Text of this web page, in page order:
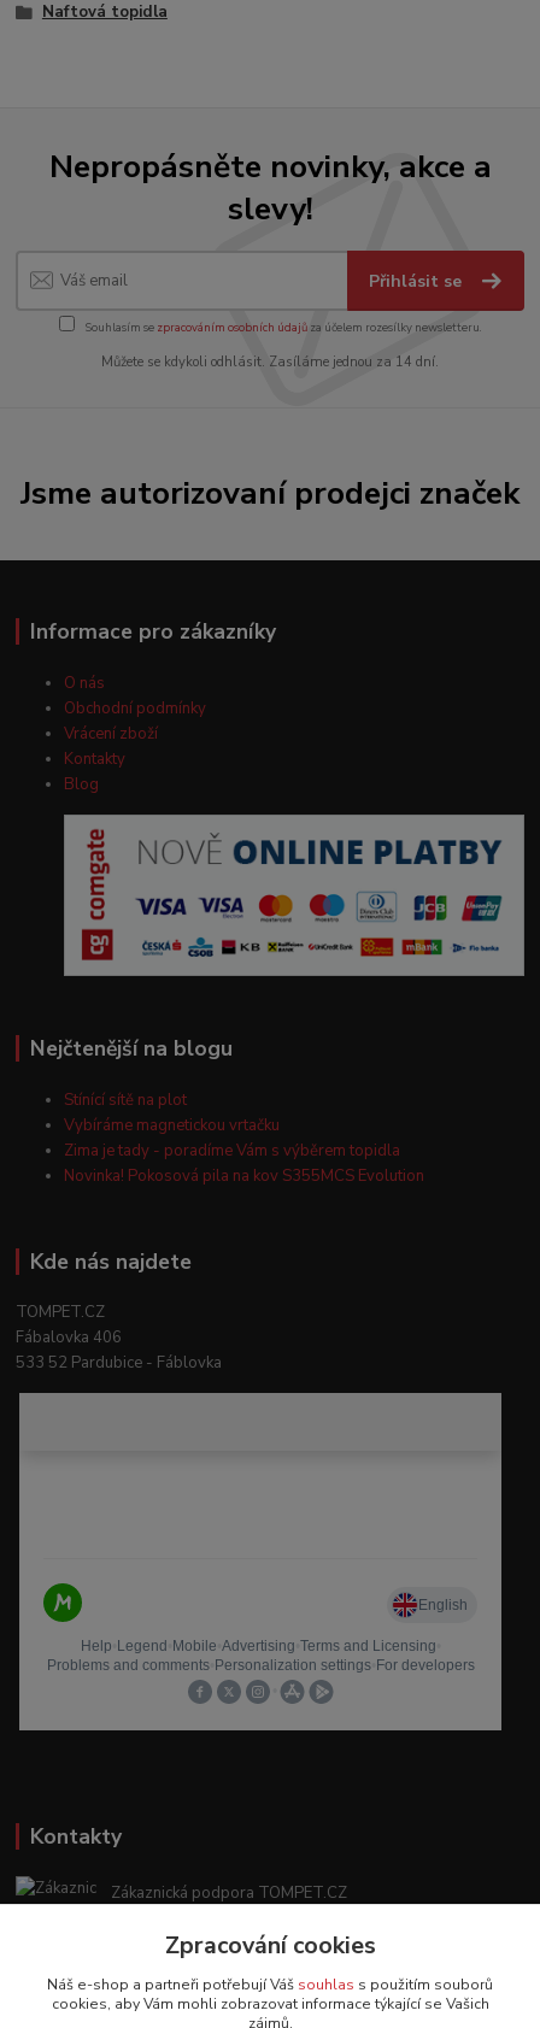
Naftová topidla
Nepropásněte novinky, akce a
slevy!
Přihlásit se
Souhlasím se zpracováním osobních údajůza účelem rozesílky newsletteru.
Můžete se kdykoli odhlásit. Zasíláme jednou za 14 dní.
Jsme autorizovaní prodejci značek
Informace pro zákazníky
O nás
Obchodní podmínky
Vrácení zboží
Kontakty
Blog
Nejčtenější na blogu
Stínící sítě na plot
Vybíráme magnetickou vrtačku
Zima je tady - poradíme Vám s výběrem topidla
Novinka! Pokosová pila na kov S355MCS Evolution
Kde nás najdete
TOMPET.CZ
Fábalovka 406
533 52 Pardubice - Fáblovka
Kontakty
Zákaznická podpora TOMPET.CZ
(Po-Ne, 8-20 hod.)
obchod@tompet.cz
Zpracování cookies
Náš e-shop a partneři potřebují Váš souhlas s použitím souborů
cookies, aby Vám mohli zobrazovat informace týkající se Vašich
zájmů.